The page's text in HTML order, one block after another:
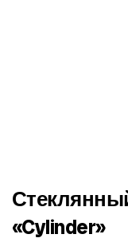
«Cylinder»